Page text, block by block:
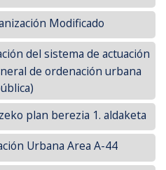
Modificado
del sistema de actuación
de ordenación urbana
plan berezia 1. aldaketa
Urbana Area A-44